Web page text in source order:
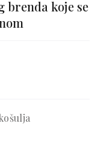
brenda koje se